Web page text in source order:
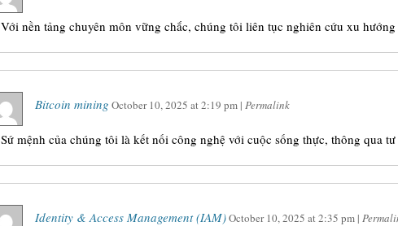
Với nền tảng chuyên môn vững chắc, chúng tôi liên tục nghiên cứu xu
Bitcoin mining October 10, 2025 at2:19 pm | Permalink
Sứ mệnh của chúng tôi là kết nối công nghệ với cuộc sống thực, thông qua
Identity & Access Management (IAM)October 10, 2025 at2:35 pm |